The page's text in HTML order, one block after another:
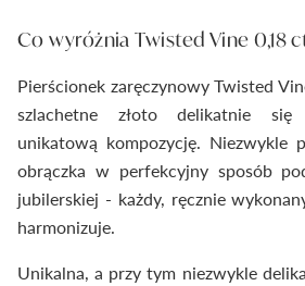
Co wyróżnia Twisted Vine 0,18
Pierścionek zaręczynowy Twisted
szlachetne złoto delikatnie się
unikatową kompozycję. Niezwykle
obrączka w perfekcyjny sposób
jubilerskiej - każdy, ręcznie
harmonizuje.
Unikalna, a przy tym niezwykle